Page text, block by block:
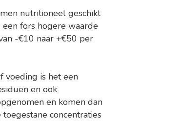
nutritioneel geschikt
fors hogere waarde
-€10 naar +€50 per
voeding is het een
en ook
en komen dan
concentraties